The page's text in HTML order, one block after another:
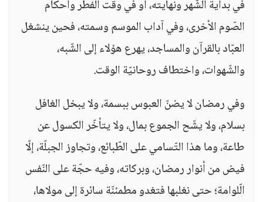
في بداية الشّهر ونهايته، أو في وقت الفطر وأحكام
الصّوم الأخرى، وفي آداب الموسم وسمته، فحين ينشغل
العبّاد بالقرآن والمساجد، يهرع هؤلاء إلى الشّبه،
والشّهوات، واختطاف روحانيّة الوقت.
وفي رمضان لا يضنّ العبوس ببسمة، ولا يبخل الغافل
بسلام، ولا يشّح الجموع بمال، ولا يتأخّر الكسول عن
طاعة، وما هذا التّسامي على الطّبائع، وتجاوز الجبلّة، إلّا
فيض من أنوار رمضان، وبركاته، وفيه حجّة على النّفس
الّلوامة؛ حتى نغلبها فتغدو مطمئنّة سائرة إلى مولاها،